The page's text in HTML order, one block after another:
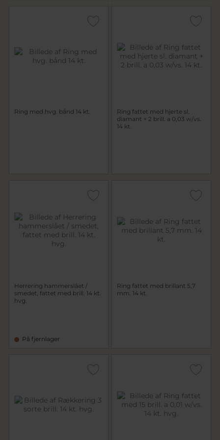
Ring med hvg. bånd 14 kt.
Ring fattet med hjerte sl.
diamant + 2 brill. a 0,03 w/vs.
14 kt.
Herrering hammerslået /
smedet, fattet med brill. 14 kt.
hvg.
På fjernlager
Ring fattet med brillant 5,7
mm. 14 kt.